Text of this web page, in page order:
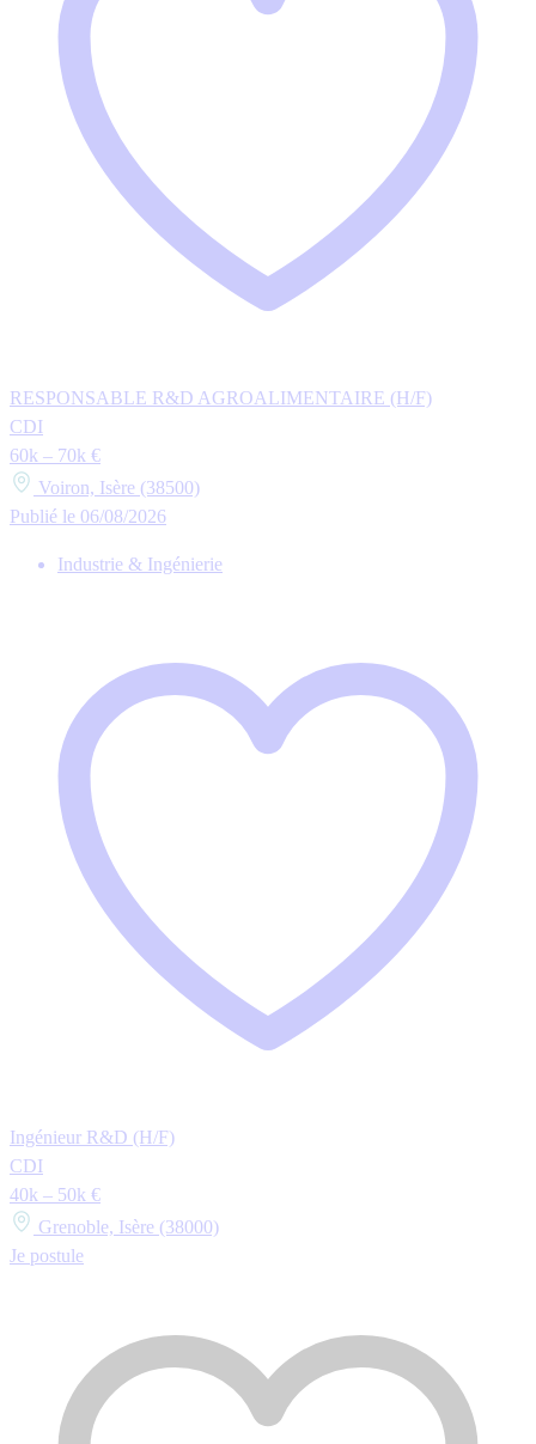
RESPONSABLE R&D AGROALIMENTAIRE (H/F)
CDI
60k – 70k €
Voiron, Isère (38500)
Publié le 06/08/2026
Industrie & Ingénierie
Ingénieur R&D (H/F)
CDI
40k – 50k €
Grenoble, Isère (38000)
Je postule